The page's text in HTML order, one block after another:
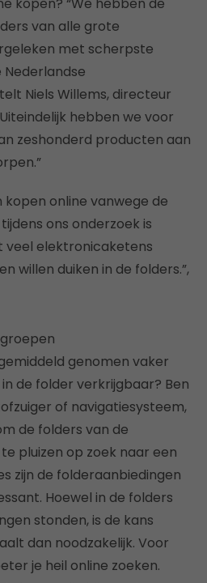
van alle grote
met scherpste
Niels Willems, directeur
hebben we voor
zeshonderd producten aan
kopen online vanwege de
ons onderzoek is
veel elektronicaketens
willen duiken in de folders.”,
genomen vaker
de folder verkrijgbaar? Ben
of navigatiesysteem,
de folders van de
pluizen op zoek naar een
zijn de folderaanbiedingen
Hoewel in de folders
stonden, is de kans
dan noodzakelijk. Voor
je heil online zoeken.